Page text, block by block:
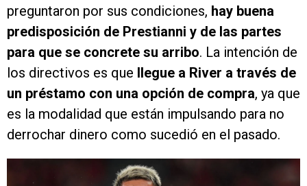
preguntaron por sus condiciones, hay buena
predisposición de Prestianni y de las partes
para que se concrete su arribo. La intención de
los directivos es que
llegue a River a través de
un préstamo con una opción de compra, ya que
es la modalidad que están impulsando para no
derrochar dinero como sucedió en el pasado.